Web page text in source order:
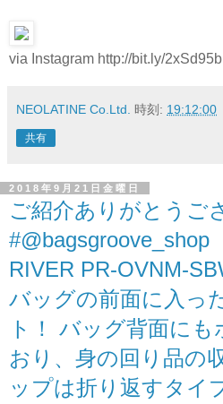
via Instagram http://bit.ly/2xSd95b
NEOLATINE Co.Ltd. 時刻: 19:12:00
共有
2018年9月21日金曜日
ご紹介ありがとうご
#@bagsgroove_shop
RIVER PR-OVNM-
バッグの前面に入っ
ト！ バッグ背面に
おり、身の回り品の
ップは折り返すタイ